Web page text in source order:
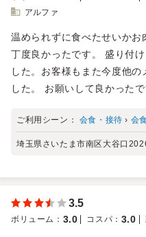
アルファ
温められずに食べたせいか
丁度良かったです。 盛り付
した。お客様もまた今度他
した。 お願いして良かった
ご利用シーン： 会食・接待 › 会
埼玉県さいたま市南区大谷口
3.5
ボリューム ： 3.0 コスパ ： 3.0